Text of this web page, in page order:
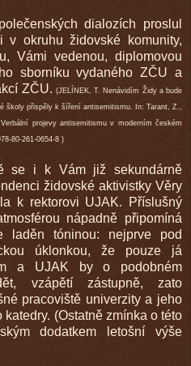
dialozích proslul
v okruhu židovské komunity,
Vámi vedenou, diplomovou
sborníku vydaného ZČU a
ZČU. (JELÍNEK, T. Nenávidím Židy a bude
školy přispěly k šíření antisemitismu. In: Tarant, Z.,
projevy antisemitismu v moderním českém
80-261-0654-8 )
se i k Vám již sekundárně
židovské aktivistky Věry
k rektorovi UJAK. Příslušný
nápadně připomíná
laděn tóninou: nejprve pod
úklonkou, že pouze já
a UJAK by o podobném
vzápětí zástupně, zato
pracoviště univerzity a jeho
(Ostatně zmínka o této
dodatkem letošní výše